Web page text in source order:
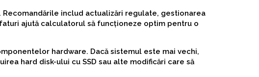
includ actualizări regulate, gestionarea
ajută calculatorul să funcționeze optim pentru o
hardware. Dacă sistemul este mai vechi,
hard disk-ului cu SSD sau alte modificări care să